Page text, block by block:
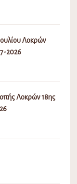
Λοκρών
2026
Λοκρών 18ης